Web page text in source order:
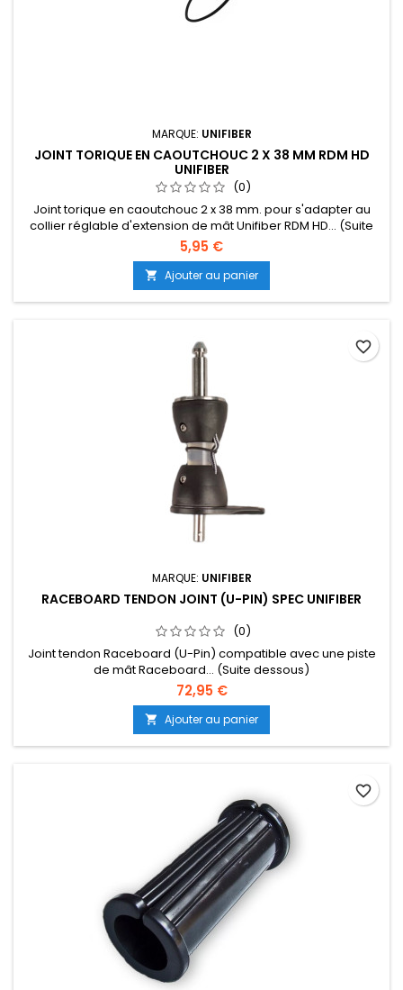
MARQUE: UNIFIBER
JOINT TORIQUE EN CAOUTCHOUC 2 X 38 MM RDM HD
UNIFIBER
(0)
Joint torique en caoutchouc 2 x 38 mm. pour s'adapter au
collier réglable d'extension de mât Unifiber RDM HD... (Suite
dessous)
5,95 €
 Ajouter au panier
MARQUE: UNIFIBER
RACEBOARD TENDON JOINT (U-PIN) SPEC UNIFIBER
(0)
Joint tendon Raceboard (U-Pin) compatible avec une piste
de mât Raceboard... (Suite dessous)
72,95 €
 Ajouter au panier
favorite_border
favorite_border